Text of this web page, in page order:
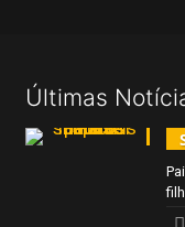
Últimas